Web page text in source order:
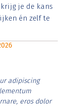
rutrum lorem
posuere.
je de kans
én zelf te
adipiscing
eros dolor